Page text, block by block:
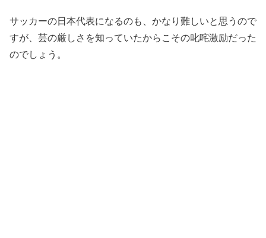
サッカーの日本代表になるのも、かなり難しいと思うので
すが、芸の厳しさを知っていたからこその叱咤激励だった
のでしょう。